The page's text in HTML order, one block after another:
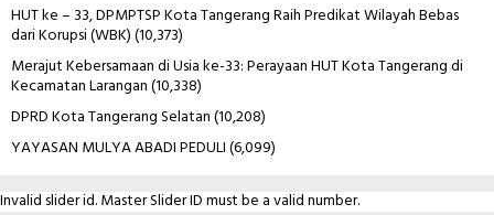
HUT ke – 33, DPMPTSP Kota Tangerang Raih Predikat Wilayah Bebas
dari Korupsi (WBK)(10,373)
Merajut Kebersamaan di Usia ke-33: Perayaan HUT Kota Tangerang di
Kecamatan Larangan(10,338)
DPRD Kota Tangerang Selatan(10,208)
YAYASAN MULYA ABADI PEDULI(6,099)
Invalid slider id. Master Slider ID must be a valid number.